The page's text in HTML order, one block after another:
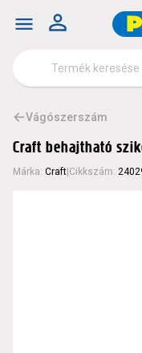
Vágószerszám
Craft behajtható
Márka: Craft Cikkszám: